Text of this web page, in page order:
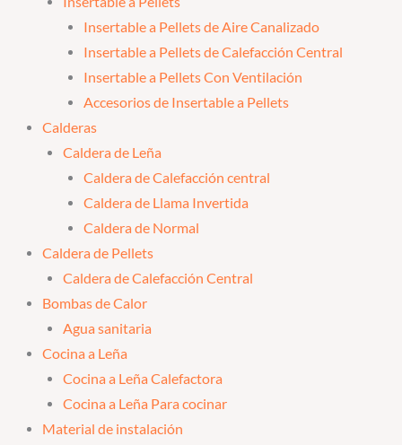
Insertable a Pellets de Aire Canalizado
Insertable a Pellets de Calefacción Central
Insertable a Pellets Con Ventilación
Accesorios de Insertable a Pellets
Calderas
Caldera de Leña
Caldera de Calefacción central
Caldera de Llama Invertida
Caldera de Normal
Caldera de Pellets
Caldera de Calefacción Central
Bombas de Calor
Agua sanitaria
Cocina a Leña
Cocina a Leña Calefactora
Cocina a Leña Para cocinar
Material de instalación